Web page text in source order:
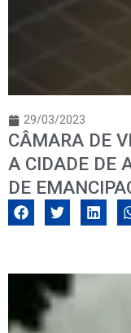
29/03/2023
CÂMARA DE
A CIDADE DE
DE